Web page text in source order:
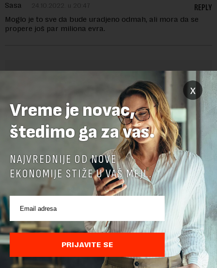
Sasa 24.10.2022. u 20:47
Moglo je to sve da bude uradjeno odmah, ali mora da se
propere još par miliona evra.
REPLY
Pre slanja komentara, molimo vas da se upoznate sa
pravilima komentarisanja i pravilima korišćenja sajta.
Sajt je zaštićen pomocu reCaptcha i Google.Google Politika
PrivatnostiiGoogle Uslovi Korišćenjasu primenjeni.
x
Vreme je novac,
štedimo ga za vas.
NAJVREDNIJE OD NOVE
EKONOMIJE STIŽE U VAŠ MEJL.
PRIJAVITE SE